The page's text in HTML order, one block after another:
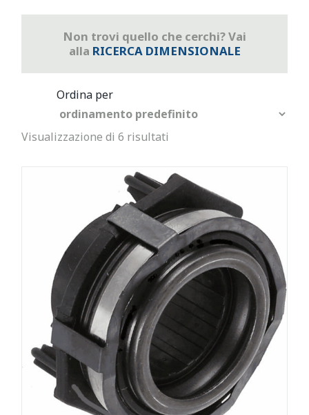
Non trovi quello che cerchi? Vai
alla RICERCA DIMENSIONALE
Visualizzazione di 6 risultati